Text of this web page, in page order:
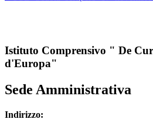
Istituto Comprensivo " De
d'Europa"
Sede Amministrativa
Indirizzo: